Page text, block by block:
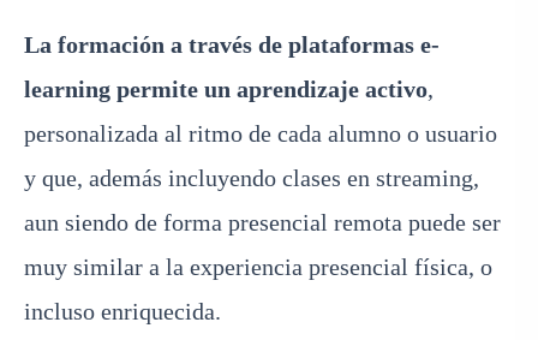
La formación a través de plataformas e-
learning permite un aprendizaje activo,
personalizada al ritmo de cada alumno o usuario
y que, además incluyendo clases en streaming,
aun siendo de forma presencial remota puede ser
muy similar a la experiencia presencial física, o
incluso enriquecida.